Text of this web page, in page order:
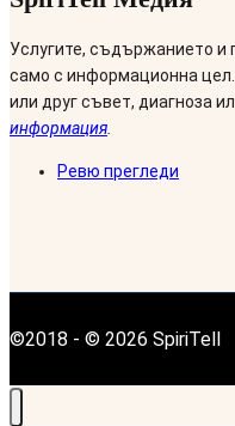
Услугите, съдържанието и
само с информационна
или друг съвет, диагноза
информация
Ревю прегледи
©2018 - © 2026 SpiriTell